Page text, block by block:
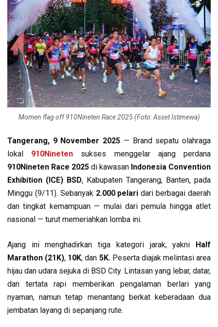
Momen flag off 910Nineten Race 2025 (Foto: Asset Istimewa)
Tangerang, 9 November 2025 — Brand sepatu olahraga
lokal 910Nineten sukses menggelar ajang perdana
910Nineten Race 2025 di kawasan Indonesia Convention
Exhibition (ICE) BSD, Kabupaten Tangerang, Banten, pada
Minggu (9/11). Sebanyak 2.000 pelari dari berbagai daerah
dan tingkat kemampuan — mulai dari pemula hingga atlet
nasional — turut memeriahkan lomba ini.
Ajang ini menghadirkan tiga kategori jarak, yakni Half
Marathon (21K), 10K, dan 5K. Peserta diajak melintasi area
hijau dan udara sejuka di BSD City. Lintasan yang lebar, datar,
dan tertata rapi memberikan pengalaman berlari yang
nyaman, namun tetap menantang berkat keberadaan dua
jembatan layang di sepanjang rute.